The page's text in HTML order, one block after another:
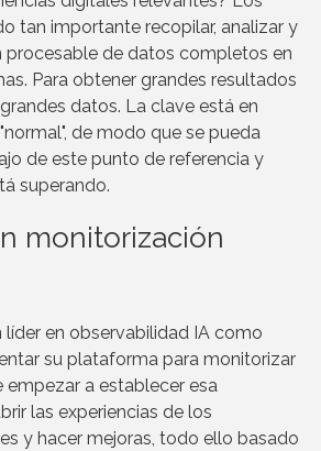
tan importante recopilar, analizar y
procesable de datos completos en
Para obtener grandes resultados
datos. La clave está en
de modo que se pueda
de este punto de referencia y
superando.
monitorización
líder en observabilidad IA como
su plataforma para monitorizar
empezar a establecer esa
las experiencias de los
y hacer mejoras, todo ello basado